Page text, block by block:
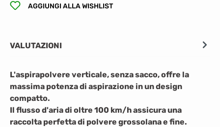
AGGIUNGI ALLA WISHLIST
VALUTAZIONI
L'aspirapolvere verticale, senza sacco, offre la
massima potenza di aspirazione in un design
compatto.
Il flusso d'aria di oltre 100 km/h assicura una
raccolta perfetta di polvere grossolana e fine.